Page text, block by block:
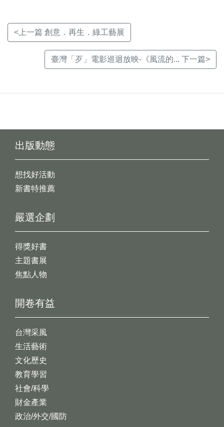
<上一篇 創意．再生．綠工藝展
臺灣「歹」電影巡迴放映-《風流的... 下一篇>
出版動態
想找好活動
新書特推薦
開卷有益
台灣采風
生活藝術
文化歷史
教育學習
社會/科學
財金產業
政治/外交/國防
嚴選企劃
得獎好書
主題書展
焦點人物